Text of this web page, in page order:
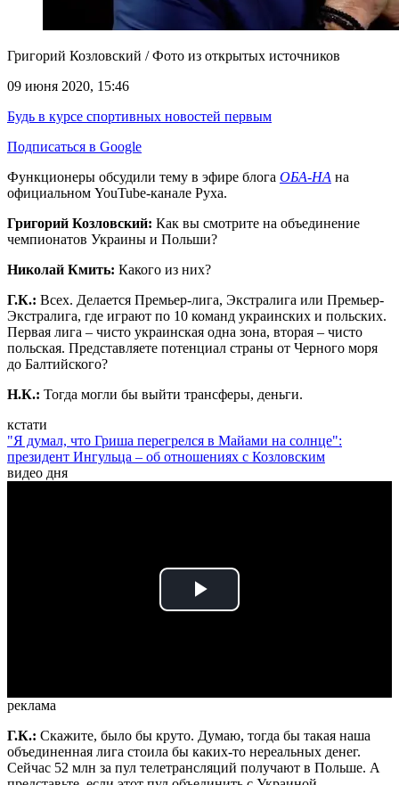
Григорий Козловский / Фото из открытых источников
09 июня 2020, 15:46
Будь в курсе спортивных новостей первым
Подписаться в Google
Функционеры обсудили тему в эфире блога ОБА-НА на
официальном YouTube-канале Руха.
Григорий Козловский: Как вы смотрите на объединение
чемпионатов Украины и Польши?
Николай Кмить: Какого из них?
Г.К.: Всех. Делается Премьер-лига, Экстралига или Премьер-
Экстралига, где играют по 10 команд украинских и польских.
Первая лига – чисто украинская одна зона, вторая – чисто
польская. Представляете потенциал страны от Черного моря
до Балтийского?
Н.К.: Тогда могли бы выйти трансферы, деньги.
кстати
"Я думал, что Гриша перегрелся в Майами на солнце":
президент Ингульца – об отношениях с Козловским
видео дня
Play
реклама
Г.К.: Скажите, было бы круто. Думаю, тогда бы такая наша
объединенная лига стоила бы каких-то нереальных денег.
Сейчас 52 млн за пул телетрансляций получают в Польше. А